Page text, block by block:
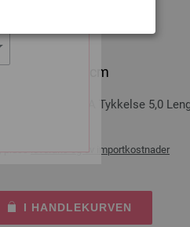
St. 5,0/100cm
LANA GROSSA Tykkelse 5,0
plussleverans og ev importkostnader
I HANDLEKURVEN